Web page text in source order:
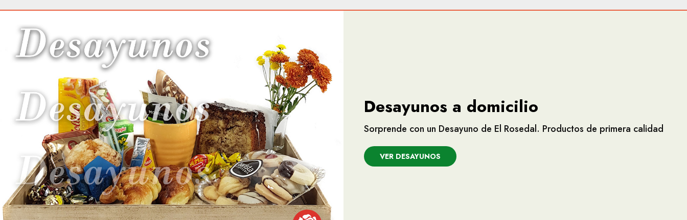
Desayunos a domicilio
Sorprende con un Desayuno de El Rosedal. Productos de primera calidad
VER DESAYUNOS